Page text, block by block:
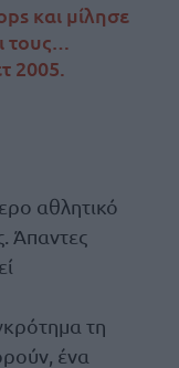
και μίλησε
τους…
2005.
αθλητικό
Άπαντες
τη
ένα